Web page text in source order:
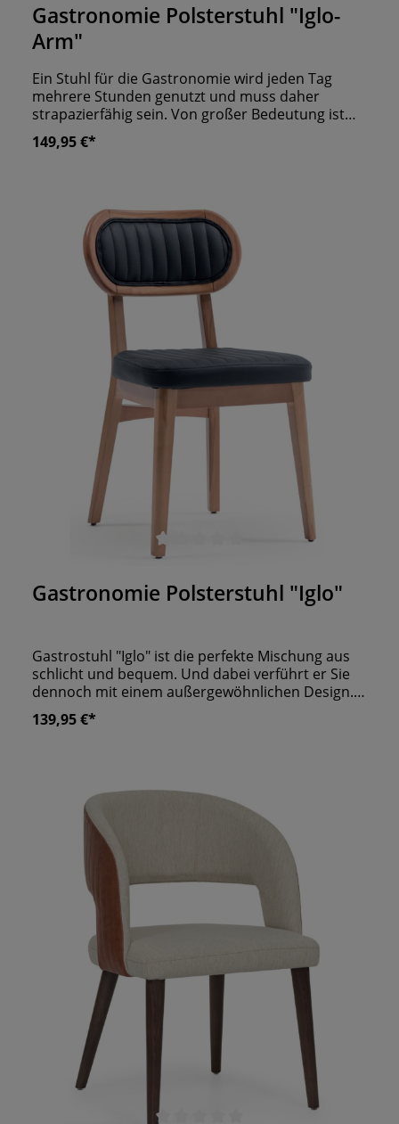
Gastronomie Polsterstuhl "Iglo-
Arm"
Ein Stuhl für die Gastronomie wird jeden Tag
mehrere Stunden genutzt und muss daher
strapazierfähig sein. Von großer Bedeutung ist
dafür eine hochwertige Verarbeitung. Genau wie
unser Polsterstuhl "Iglo-Arm"! Zudem bietet er
Besucher Ihres Lokals mit viel Sitzkomfort. Wer
noch Armlehnstühle für sein Restaurant, seine
Bar, sein Café oder seine Lounge sucht, findet bei
uns eine große Auswahl. Überzeugen Sie sich von
der hervorragenden Qualität und dem attraktiven
149,95 €*
Durchschnittliche Bewertung von 0 von 5 Sternen
Gastronomie Polsterstuhl "Iglo"
Gastrostuhl "Iglo" ist die perfekte Mischung aus
schlicht und bequem. Und dabei verführt er Sie
dennoch mit einem außergewöhnlichen Design.
Ihre Gäste werden von einer schmalen
Rückenlehne mit Stepppolster begrüßt. Auch die
indem Sie Bezug und Beizton passend zum
restlichen Mobiliar Ihres Lokals auswählen.
139,95 €*